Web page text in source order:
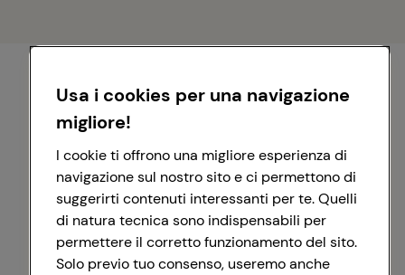
Usa i cookies per una navigazione
migliore!
I cookie ti offrono una migliore esperienza di
navigazione sul nostro sito e ci permettono di
suggerirti contenuti interessanti per te. Quelli
di natura tecnica sono indispensabili per
permettere il corretto funzionamento del sito.
Solo previo tuo consenso, useremo anche